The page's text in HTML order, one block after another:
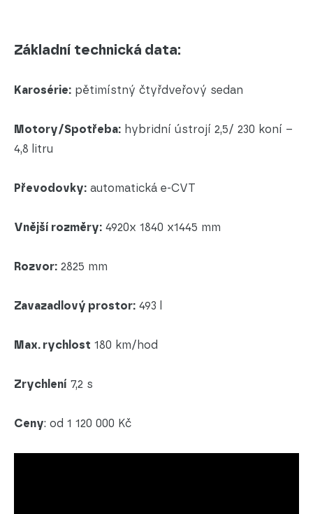
Základní technická data:
Karosérie: pětimístný čtyřdveřový sedan
Motory/Spotřeba: hybridní ústrojí 2,5/ 230 koní –
4,8 litru
Převodovky: automatická e-CVT
Vnější rozměry: 4920x 1840 x1445 mm
Rozvor: 2825 mm
Zavazadlový prostor: 493 l
Max. rychlost 180 km/hod
Zrychlení 7,2 s
Ceny: od 1 120 000 Kč